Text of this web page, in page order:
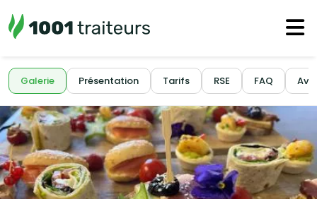
Galerie Présentation Tarifs RSE FAQ Avis